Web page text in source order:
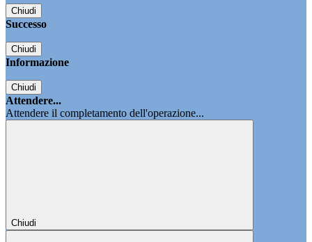
Chiudi
Successo
Chiudi
Informazione
Chiudi
Attendere...
Attendere il completamento dell'operazione...
Chiudi